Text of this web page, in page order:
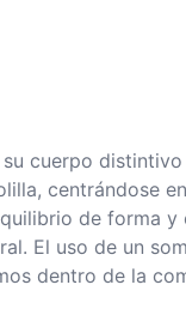
cuerpo
centrándose
de forma
El uso de un
dentro de la